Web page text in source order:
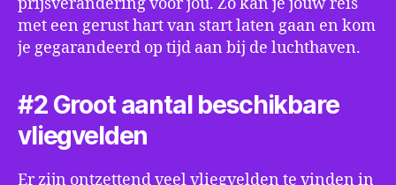
met een gerust hart van start laten gaan en kom
je gegarandeerd op tijd aan bij de luchthaven.
#2 Groot aantal beschikbare
vliegvelden
Er zijn ontzettend veel vliegvelden te vinden in